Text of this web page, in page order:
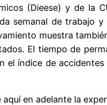
(Dieese) y de la
semanal de trabajo
muestra
El tiempo de
el índice de
en adelante la